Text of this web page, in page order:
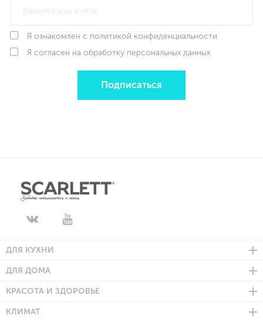
Я ознакомлен с политикой конфиденциальности
Я согласен на обработку персональных данных
Подписаться
ДЛЯ КУХНИ
ДЛЯ ДОМА
КРАСОТА И ЗДОРОВЬЕ
КЛИМАТ